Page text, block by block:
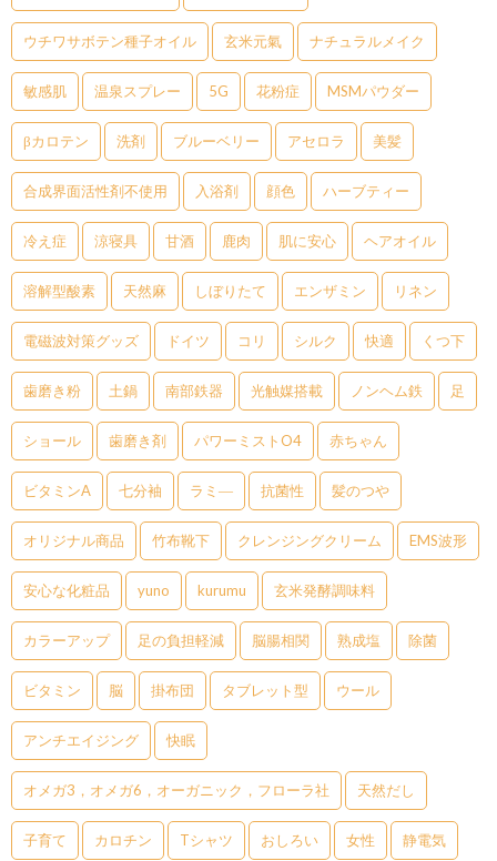
ウチワサボテン種子オイル 玄米元氣 ナチュラルメイク
敏感肌 温泉スプレー 5G 花粉症 MSMパウダー
βカロテン 洗剤 ブルーベリー アセロラ 美髪
合成界面活性剤不使用 入浴剤 顔色 ハーブティー
冷え症 涼寝具 甘酒 鹿肉 肌に安心 ヘアオイル
溶解型酸素 天然麻 しぼりたて エンザミン リネン
電磁波対策グッズ ドイツ コリ シルク 快適 くつ下
歯磨き粉 土鍋 南部鉄器 光触媒搭載 ノンヘム鉄 足
ショール 歯磨き剤 パワーミストO4 赤ちゃん
ビタミンA 七分袖 ラミ― 抗菌性 髪のつや
オリジナル商品 竹布靴下 クレンジングクリーム EMS波形
安心な化粧品 yuno kurumu 玄米発酵調味料
カラーアップ 足の負担軽減 脳腸相関 熟成塩 除菌
ビタミン 脳 掛布団 タブレット型 ウール
アンチエイジング 快眠
オメガ3，オメガ6，オーガニック，フローラ社 天然だし
子育て カロチン Tシャツ おしろい 女性 静電気